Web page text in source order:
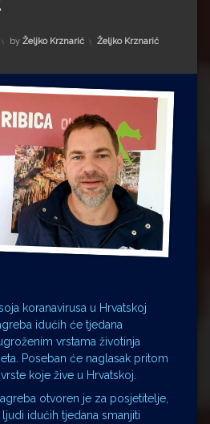
by Željko Krznarić Kategorije:
Željko Krznarić
koranavirusa u Hrvatskoj
idućih će tjedana
vrstama životinja
Poseban će naglasak pritom
koje žive u Hrvatskoj.
otvoren je za posjetitelje,
idućih tjedana smanjiti